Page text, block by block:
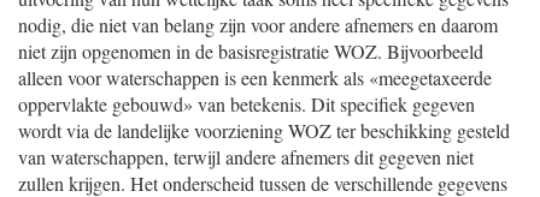
nodig, die niet van belang zijn voor andere afnemers en daarom
niet zijn opgenomen in de basisregistratie WOZ. Bijvoorbeeld
alleen voor waterschappen is een kenmerk als «meegetaxeerde
oppervlakte gebouwd» van betekenis. Dit specifiek gegeven
wordt via de landelijke voorziening WOZ ter beschikking gesteld
van waterschappen, terwijl andere afnemers dit gegeven niet
zullen krijgen. Het onderscheid tussen de verschillende gegevens